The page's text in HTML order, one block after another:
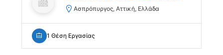
Ασπρόπυργος, Αττική, Ελλάδα
1 Θέση Εργασίας